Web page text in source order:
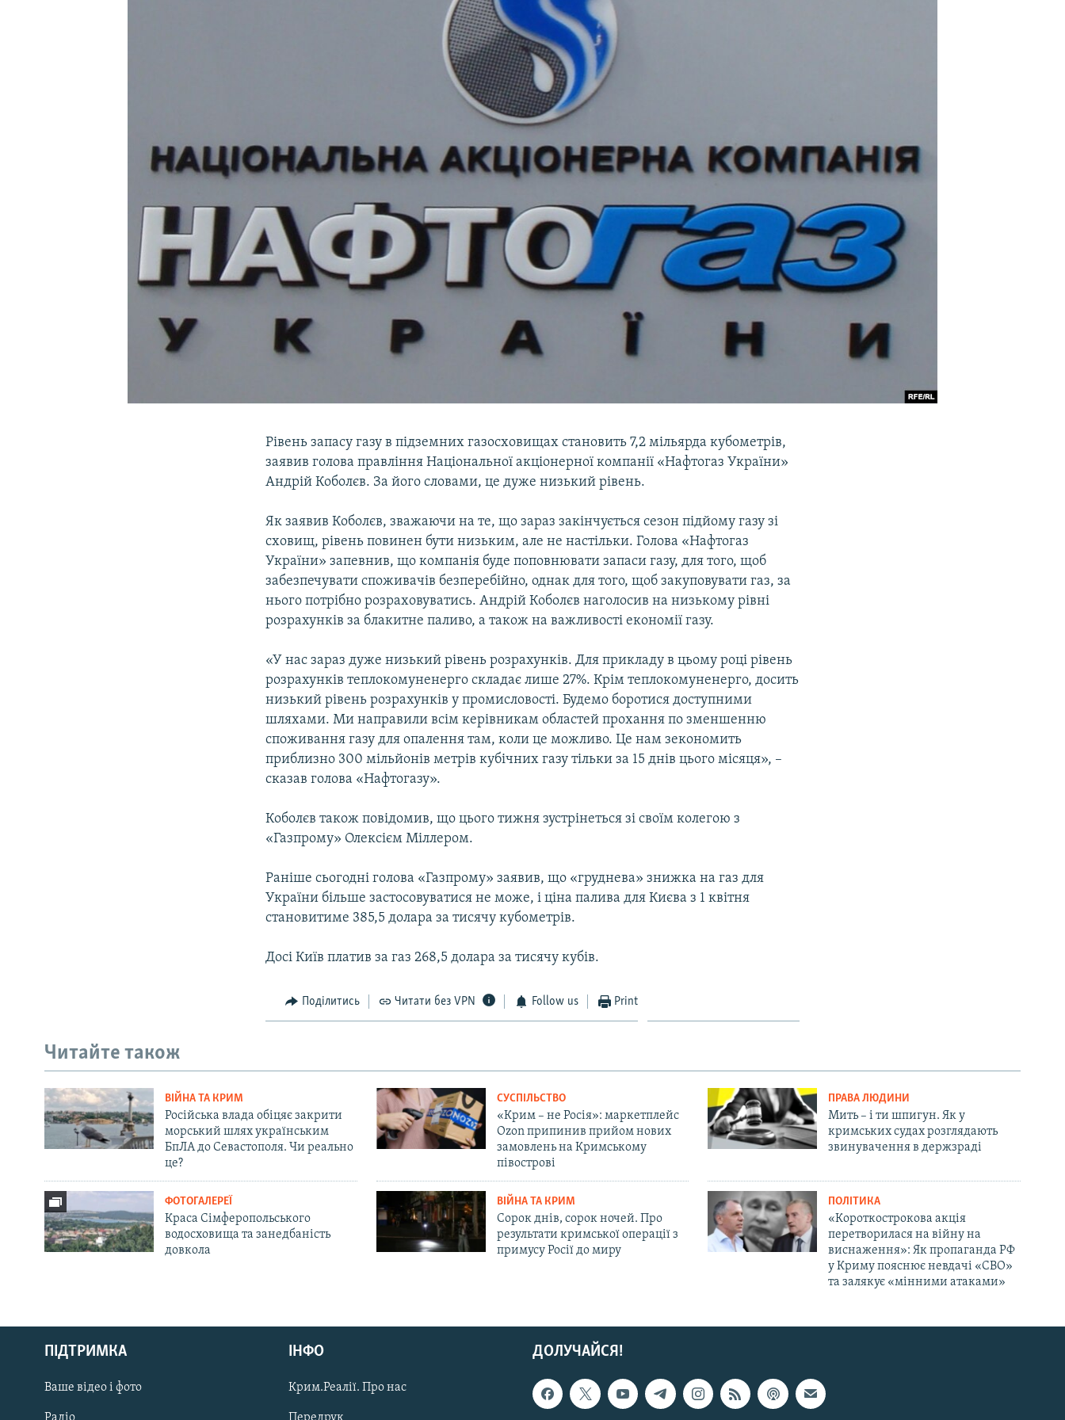
Русский
Qırımtatar
ДОЛУЧАЙСЯ!
Рівень запасу газу в підземних газосховищах становить 7,2 мільярда кубометрів,
заявив голова правління Національної акціонерної компанії «Нафтогаз України»
Андрій Коболєв. За його словами, це дуже низький рівень.
Як заявив Коболєв, зважаючи на те, що зараз закінчується сезон підйому газу зі
сховищ, рівень повинен бути низьким, але не настільки. Голова «Нафтогаз
України» запевнив, що компанія буде поповнювати запаси газу, для того, щоб
забезпечувати споживачів безперебійно, однак для того, щоб закуповувати газ, за
нього потрібно розраховуватись. Андрій Коболєв наголосив на низькому рівні
розрахунків за блакитне паливо, а також на важливості економії газу.
«У нас зараз дуже низький рівень розрахунків. Для прикладу в цьому році рівень
розрахунків теплокомуненерго складає лише 27%. Крім теплокомуненерго, досить
низький рівень розрахунків у промисловості. Будемо боротися доступними
шляхами. Ми направили всім керівникам областей прохання по зменшенню
споживання газу для опалення там, коли це можливо. Це нам зекономить
приблизно 300 мільйонів метрів кубічних газу тільки за 15 днів цього місяця», –
сказав голова «Нафтогазу».
Коболєв також повідомив, що цього тижня зустрінеться зі своїм колегою з
«Газпрому» Олексієм Міллером.
Раніше сьогодні голова «Газпрому» заявив, що «груднева» знижка на газ для
України більше застосовуватися не може, і ціна палива для Києва з 1 квітня
становитиме 385,5 долара за тисячу кубометрів.
Досі Київ платив за газ 268,5 долара за тисячу кубів.
Поділитись Читати без VPN Follow us Print
Читайте також
ВІЙНА ТА КРИМ
Російська влада обіцяє закрити
морський шлях українським
БпЛА до Севастополя. Чи реально
це?
СУСПІЛЬСТВО
«Крим – не Росія»: маркетплейс
Ozon припинив прийом нових
замовлень на Кримському
півострові
ПРАВА ЛЮДИНИ
Мить – і ти шпигун. Як у
кримських судах розглядають
звинувачення в держзраді
ФОТОГАЛЕРЕЇ
Краса Сімферопольського
водосховища та занедбаність
довкола
ВІЙНА ТА КРИМ
Сорок днів, сорок ночей. Про
результати кримської операції з
примусу Росії до миру
ПОЛІТИКА
«Короткострокова акція
перетворилася на війну на
виснаження»: Як пропаганда РФ
у Криму пояснює невдачі «СВО»
та залякує «мінними атаками»
ДОЛУЧАЙСЯ!
ПІДТРИМКА
Ваше відео і фото
Радіо
ІНФО
Крим.Реалії. Про нас
Передрук